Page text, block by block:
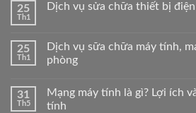
25
Th1
Dịch vụ sửa chữa thiết bị điện
25
Th1
Dịch vụ sữa chữa máy tính,
phòng
31
Th5
Mạng máy tính là gì? Lợi ích
tính